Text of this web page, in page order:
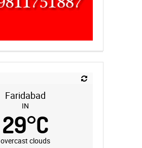
Faridabad
IN
29°C
overcast clouds